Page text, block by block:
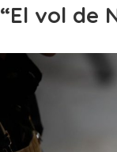
“El vol de